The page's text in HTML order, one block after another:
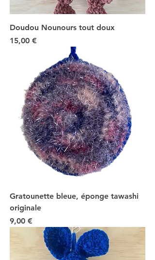
Doudou Nounours tout doux
Prix
15,00 €
Gratounette bleue, éponge tawashi
originale
Prix
9,00 €